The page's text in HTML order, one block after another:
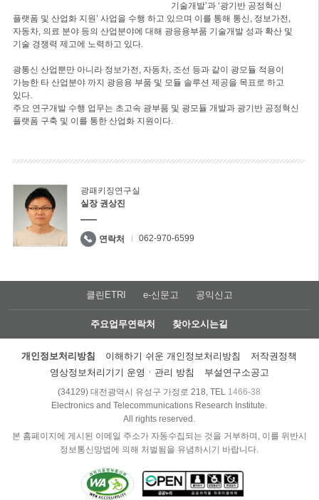
기술개발’과 ‘광기반 공정혁신
플랫폼 및 산업화 지원’ 사업을 수행 하고 있으며 이를 통해 통신, 정보가전,
자동차, 의료 분야 등의 산업분야에 대해 광응용부품 기술개발 성과 확산 및
기술 경쟁력 제고에 노력하고 있다.
광통신 산업뿐만 아니라 정보가전, 자동차, 조선 등과 같이 광모듈 적용이
가능한 타 산업분야 까지 광응용 부품 및 모듈 솔루션 제공을 목표로 하고
있다.
주요 연구개발 수행 업무는 초고속 광부품 및 광모듈 개발과 광기반 공정혁신
플랫폼 구축 및 이를 통한 산업화 지원이다.
광패키징연구실
실장 권상진
연락처 062-970-6599
클린ETRI e-신문고 공익신고
주요업무연락처 찾아오시는길
개인정보처리방침 이해하기 쉬운 개인정보처리방침
저작권정책
영상정보처리기기 운영ㆍ관리 방침
부설연구소공고
(34129) 대전광역시 유성구 가정로 218, TEL 1466-38
Electronics and Telecommunications Research Institute.
All rights reserved.
본 홈페이지에 게시된 이메일 주소가 자동수집되는 것을 거부하며, 이를 위반시
정보통신망법에 의해 처벌됨을 유념하시기 바랍니다.